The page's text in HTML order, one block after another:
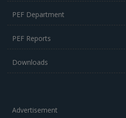
PEF Department
PEF Reports
Downloads
Advertisement